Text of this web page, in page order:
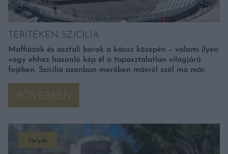
TERÍTÉKEN SZICÍLIA
Maffiózók és asztali borok a káosz közepén – valami ilyen
vagy ehhez hasonló kép él a tapasztalatlan világjáró
fejében. Szicília azonban merőben másról szól ma már.
BŐVEBBEN
Helyek